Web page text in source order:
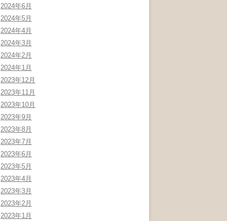
2024年6月
2024年5月
2024年4月
2024年3月
2024年2月
2024年1月
2023年12月
2023年11月
2023年10月
2023年9月
2023年8月
2023年7月
2023年6月
2023年5月
2023年4月
2023年3月
2023年2月
2023年1月